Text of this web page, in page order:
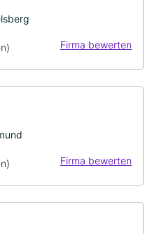
Firma bewerten
Firma bewerten